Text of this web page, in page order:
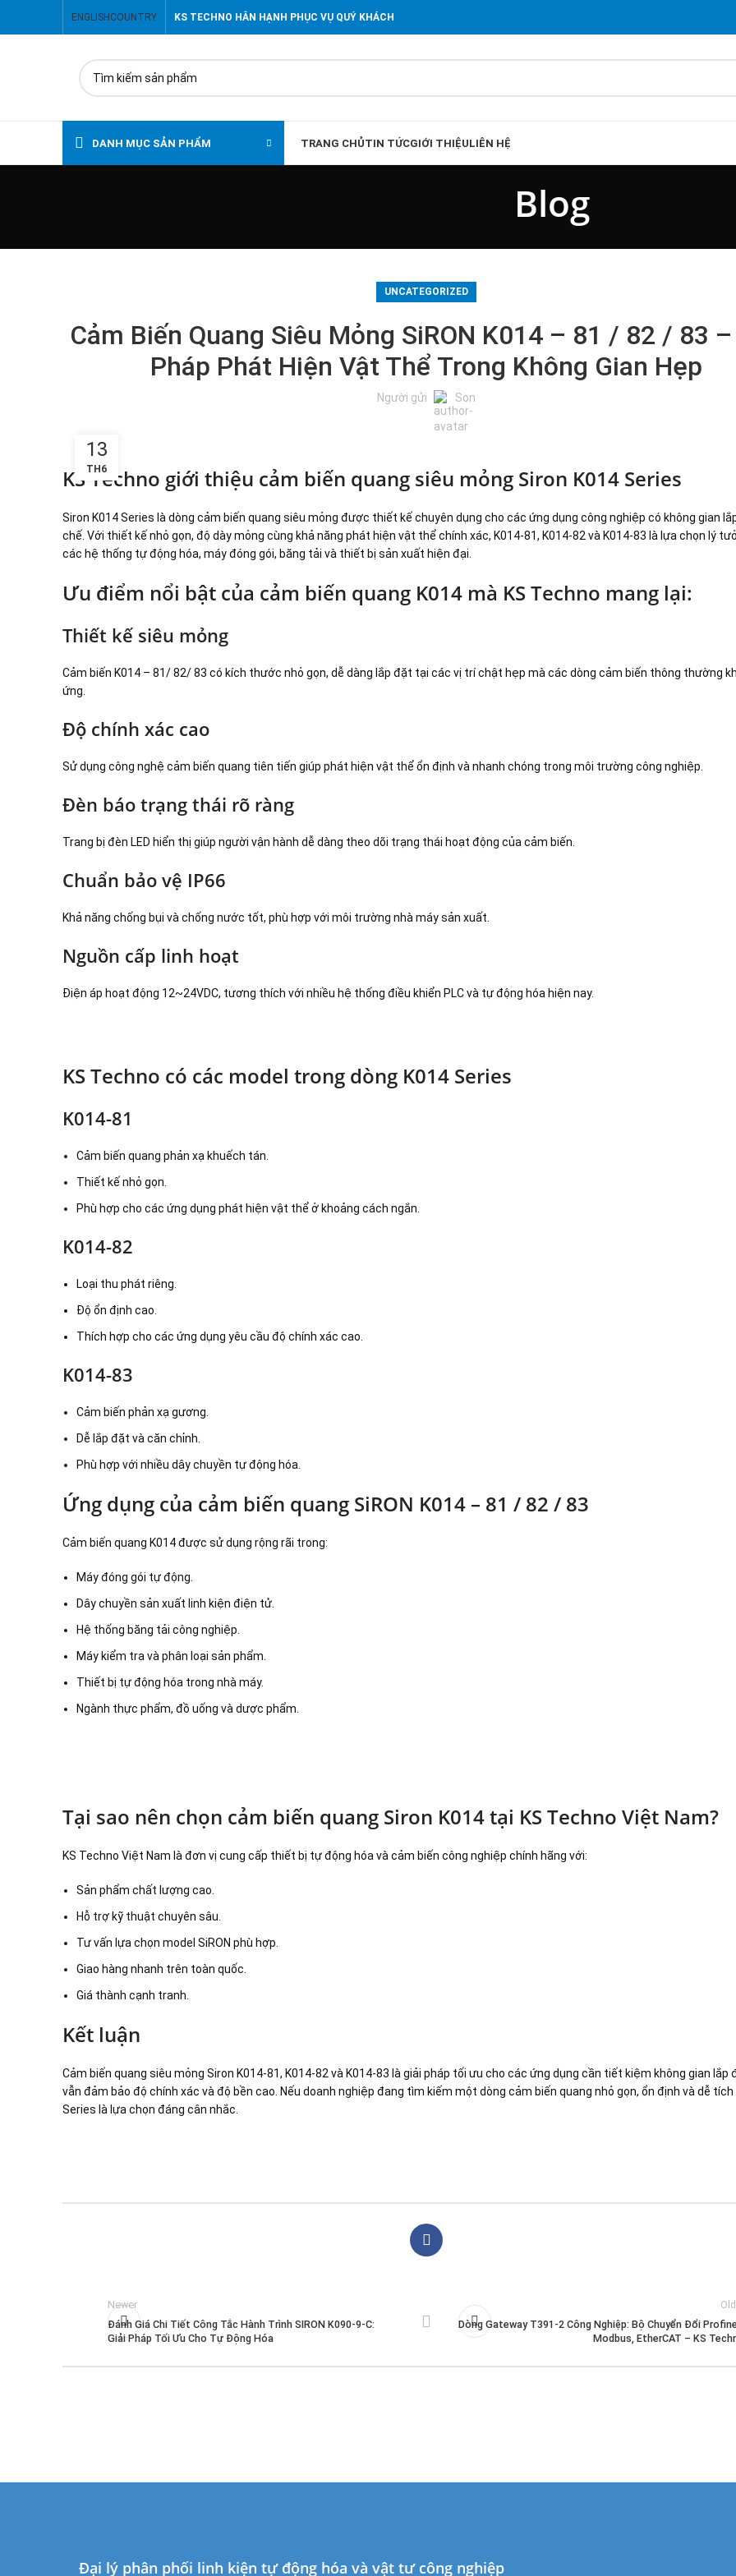
ENGLISH COUNTRY KS TECHNO HÂN HẠNH PHỤC VỤ QUÝ KHÁCH
DANH MỤC SẢN PHẨM TRANG CHỦTIN TỨCGIỚI THIỆULIÊN HỆ
Blog
UNCATEGORIZED
Cảm Biến Quang Siêu Mỏng SiRON K014 – 81 / 82 / 83
Pháp Phát Hiện Vật Thể Trong Không Gian Hẹp
Người gửi Son
13
TH6
KS Techno giới thiệu cảm biến quang siêu mỏng Siron K014 Series
Siron K014 Series là dòng cảm biến quang siêu mỏng được thiết kế chuyên dụng cho các ứng dụng công nghiệp có không gian
chế. Với thiết kế nhỏ gọn, độ dày mỏng cùng khả năng phát hiện vật thể chính xác, K014-81, K014-82 và K014-83 là lựa chọn lý
các hệ thống tự động hóa, máy đóng gói, băng tải và thiết bị sản xuất hiện đại.
Ưu điểm nổi bật của cảm biến quang K014 mà KS Techno mang lại:
Thiết kế siêu mỏng
Cảm biến K014 – 81/ 82/ 83 có kích thước nhỏ gọn, dễ dàng lắp đặt tại các vị trí chật hẹp mà các dòng cảm biến thông thường
ứng.
Độ chính xác cao
Sử dụng công nghệ cảm biến quang tiên tiến giúp phát hiện vật thể ổn định và nhanh chóng trong môi trường công nghiệp.
Đèn báo trạng thái rõ ràng
Trang bị đèn LED hiển thị giúp người vận hành dễ dàng theo dõi trạng thái hoạt động của cảm biến.
Chuẩn bảo vệ IP66
Khả năng chống bụi và chống nước tốt, phù hợp với môi trường nhà máy sản xuất.
Nguồn cấp linh hoạt
Điện áp hoạt động 12~24VDC, tương thích với nhiều hệ thống điều khiển PLC và tự động hóa hiện nay.
KS Techno có các model trong dòng K014 Series
K014-81
Cảm biến quang phản xạ khuếch tán.
Thiết kế nhỏ gọn.
Phù hợp cho các ứng dụng phát hiện vật thể ở khoảng cách ngắn.
K014-82
Loại thu phát riêng.
Độ ổn định cao.
Thích hợp cho các ứng dụng yêu cầu độ chính xác cao.
K014-83
Cảm biến phản xạ gương.
Dễ lắp đặt và căn chỉnh.
Phù hợp với nhiều dây chuyền tự động hóa.
Ứng dụng của cảm biến quang SiRON K014 – 81 / 82 / 83
Cảm biến quang K014 được sử dụng rộng rãi trong:
Máy đóng gói tự động.
Dây chuyền sản xuất linh kiện điện tử.
Hệ thống băng tải công nghiệp.
Máy kiểm tra và phân loại sản phẩm.
Thiết bị tự động hóa trong nhà máy.
Ngành thực phẩm, đồ uống và dược phẩm.
Tại sao nên chọn cảm biến quang Siron K014 tại KS Techno Việt Nam?
KS Techno Việt Nam là đơn vị cung cấp thiết bị tự động hóa và cảm biến công nghiệp chính hãng với:
Sản phẩm chất lượng cao.
Hỗ trợ kỹ thuật chuyên sâu.
Tư vấn lựa chọn model SiRON phù hợp.
Giao hàng nhanh trên toàn quốc.
Giá thành cạnh tranh.
Kết luận
Cảm biến quang siêu mỏng Siron K014-81, K014-82 và K014-83 là giải pháp tối ưu cho các ứng dụng cần tiết kiệm không gian lắp
vẫn đảm bảo độ chính xác và độ bền cao. Nếu doanh nghiệp đang tìm kiếm một dòng cảm biến quang nhỏ gọn, ổn định và dễ tích
Series là lựa chọn đáng cân nhắc.
Newer
Đánh Giá Chi Tiết Công Tắc Hành Trình SIRON K090-9-C:
Giải Pháp Tối Ưu Cho Tự Động Hóa
Dòng Gateway T391-2 Công Nghiệp: Bộ Chuyển Đổi
Modbus, EtherCAT – KS
Đại lý phân phối linh kiện tự động hóa và vật tư công nghiệp